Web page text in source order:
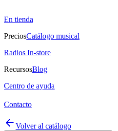
En tienda
PreciosCatálogo musical
Radios In-store
RecursosBlog
Centro de ayuda
Contacto
Volver al catálogo